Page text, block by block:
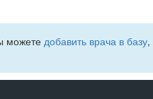
можете добавить врача в базу,